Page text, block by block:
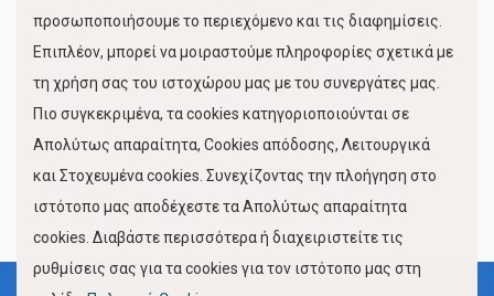
FOLLOW US
προσωποποιήσουμε το περιεχόμενο και τις διαφημίσεις.
Επιπλέον, μπορεί να μοιραστούμε πληροφορίες σχετικά με
τη χρήση σας του ιστοχώρου μας με του συνεργάτες μας.
Πιο συγκεκριμένα, τα cookies κατηγοριοποιούνται σε
Απολύτως απαραίτητα, Cookies απόδοσης, Λειτουργικά
και Στοχευμένα cookies. Συνεχίζοντας την πλοήγηση στο
ιστότοπο μας αποδέχεστε τα Απολύτως απαραίτητα
cookies. Διαβάστε περισσότερα ή διαχειριστείτε τις
ρυθμίσεις σας για τα cookies για τον ιστότοπο μας στη